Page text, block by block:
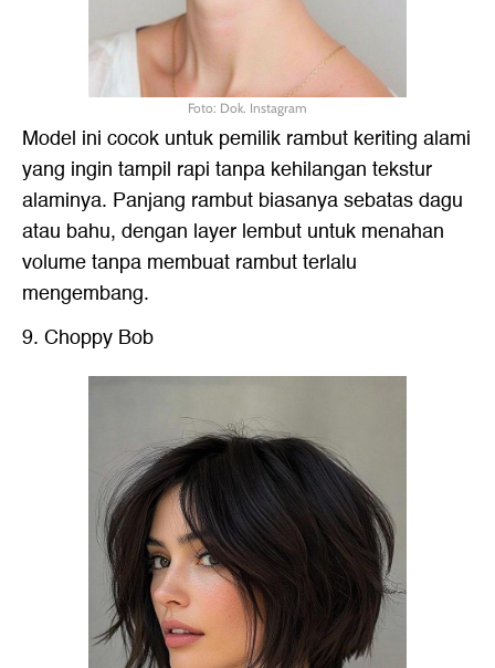
Foto: Dok. Instagram
Model ini cocok untuk pemilik rambut keriting alami
yang ingin tampil rapi tanpa kehilangan tekstur
alaminya. Panjang rambut biasanya sebatas dagu
atau bahu, dengan layer lembut untuk menahan
volume tanpa membuat rambut terlalu
mengembang.
9. Choppy Bob